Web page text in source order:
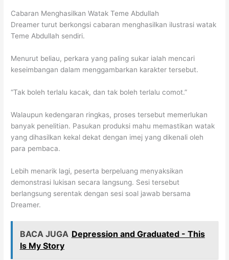
Cabaran Menghasilkan Watak Teme Abdullah
Dreamer turut berkongsi cabaran menghasilkan ilustrasi watak
Teme Abdullah sendiri.
Menurut beliau, perkara yang paling sukar ialah mencari
keseimbangan dalam menggambarkan karakter tersebut.
“Tak boleh terlalu kacak, dan tak boleh terlalu comot.”
Walaupun kedengaran ringkas, proses tersebut memerlukan
banyak penelitian. Pasukan produksi mahu memastikan watak
yang dihasilkan kekal dekat dengan imej yang dikenali oleh
para pembaca.
Lebih menarik lagi, peserta berpeluang menyaksikan
demonstrasi lukisan secara langsung. Sesi tersebut
berlangsung serentak dengan sesi soal jawab bersama
Dreamer.
BACA JUGA Depression and Graduated - This
Is My Story